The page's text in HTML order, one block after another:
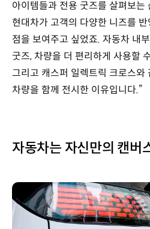
아이템들과 전용 굿즈를 살펴보는
현대차가 고객의 다양한 니즈를
점을 보여주고 싶었죠. 자동차 내
굿즈, 차량을 더 편리하게 사용할
그리고 캐스퍼 일렉트릭 크로스와
차량을 함께 전시한 이유입니다.”
자동차는 자신만의 캔버